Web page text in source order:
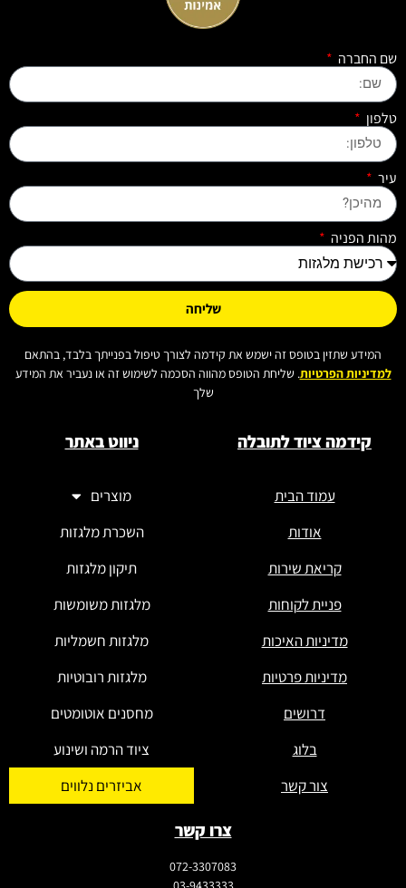
שם החברה
טלפון
עיר
מהות הפניה
שליחה
המידע שתזין בטופס זה ישמש את קידמה לצורך טיפול בפנייתך בלבד, בהתאם
למדיניות הפרטיות. שליחת הטופס מהווה הסכמה לשימוש זה או נעביר את המידע
שלך
קידמה ציוד לתובלה
עמוד הבית
אודות
קריאת שירות
פניית לקוחות
מדיניות האיכות
מדיניות פרטיות
דרושים
בלוג
צור קשר
ניווט באתר
מוצרים
השכרת מלגזות
תיקון מלגזות
מלגזות משומשות
מלגזות חשמליות
מלגזות רובוטיות
מחסנים אוטומטים
ציוד הרמה ושינוע
אביזרים נלווים
צרו קשר
072-3307083